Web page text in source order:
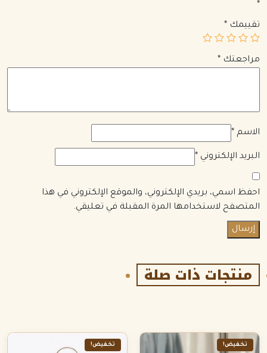
*
تقييمك *
مراجعتك *
الاسم *
البريد الإلكتروني *
احفظ اسمي، بريدي الإلكتروني، والموقع الإلكتروني في هذا
المتصفح لاستخدامها المرة المقبلة في تعليقي.
منتجات ذات صلة
تخفيض! تخفيض!